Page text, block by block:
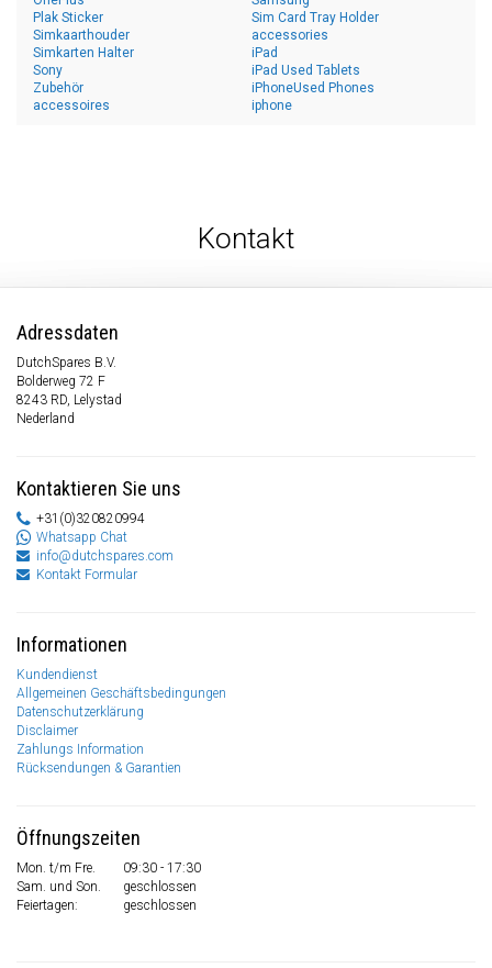
Plak Sticker
Sim Card Tray Holder
Simkaarthouder
Simkarten Halter
Sony
Zubehör
accessoires
accessories
iPad
iPad Used Tablets
iPhoneUsed Phones
iphone
Kontakt
Adressdaten
DutchSpares B.V.
Bolderweg 72 F
8243 RD, Lelystad
Nederland
Kontaktieren Sie uns
+31(0)320820994
Whatsapp Chat
info@dutchspares.com
Kontakt Formular
Informationen
Kundendienst
Allgemeinen Geschäftsbedingungen
Datenschutzerklärung
Disclaimer
Zahlungs Information
Rücksendungen & Garantien
Öffnungszeiten
Mon. t/m Fre.
09:30 - 17:30
Sam. und Son.
geschlossen
Feiertagen:
geschlossen